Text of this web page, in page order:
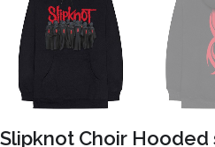
Slipknot Choir